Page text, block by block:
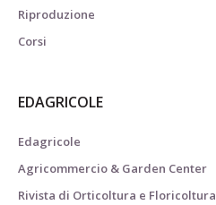
Riproduzione
Corsi
EDAGRICOLE
Edagricole
Agricommercio & Garden Center
Rivista di Orticoltura e Floricoltura